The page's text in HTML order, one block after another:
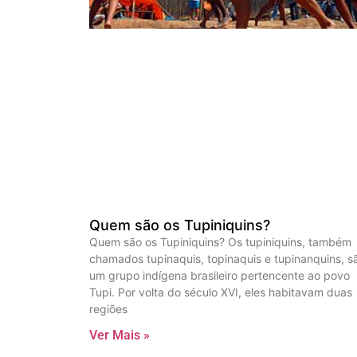
Quem são os Tupiniquins?
Quem são os Tupiniquins? Os tupiniquins, também
chamados tupinaquis, topinaquis e tupinanquins,
um grupo indígena brasileiro pertencente ao povo
Tupi. Por volta do século XVI, eles habitavam duas
regiões
Ver Mais »